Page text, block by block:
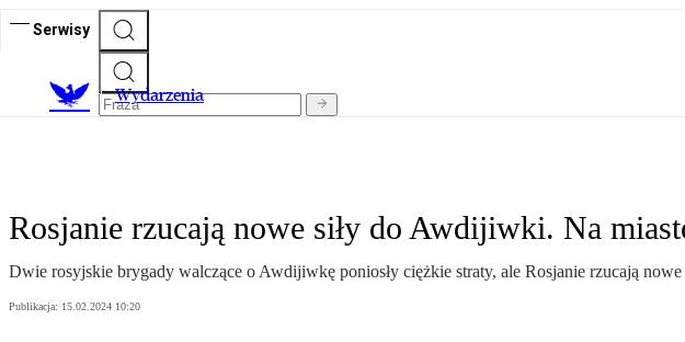
Serwisy
Wydarzenia
Rosjanie rzucają nowe siły do Awdijiwki. Na
Dwie rosyjskie brygady walczące o Awdijiwkę poniosły ciężkie straty, ale Rosjanie rzucają nowe
Publikacja: 15.02.2024 10:20